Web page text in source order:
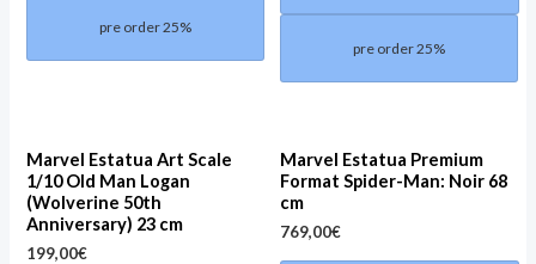
pre order 25%
pre order 25%
Marvel Estatua Art Scale
1/10 Old Man Logan
(Wolverine 50th
Anniversary) 23 cm
199,00€
Marvel Estatua Premium
Format Spider-Man: Noir 68
cm
769,00€